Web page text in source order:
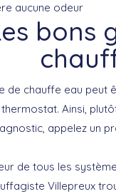
aucune odeur
bons
de chauffe eau peut
Ainsi,
appelez un
de tous les
Villepreux